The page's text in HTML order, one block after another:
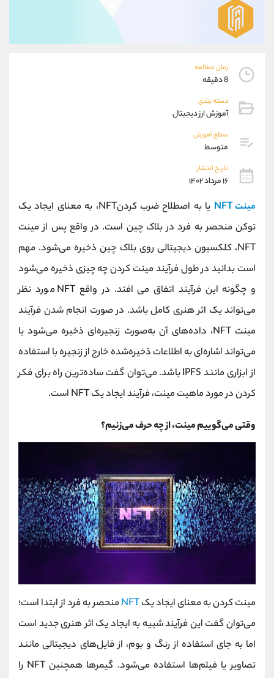
زمان مطالعه
8 دقیقه
دسته بندی
آموزش ارز دیجیتال
سطح آموزش
متوسط
تاریخ انتشار
۱۶ مرداد ۱۴۰۲
مینت NFT
یا به اصطلاح ضرب کردنNFT، به معنای ایجاد یک
توکن منحصر به فرد در بلاک چین است. در واقع پس از مینت
NFT، کلکسیون دیجیتالی روی بلاک چین ذخیره می‌شود. مهم
است بدانید در طول فرآیند مینت کردن چه چیزی ذخیره می‌شود
و چگونه این فرآیند اتفاق می افتد. در واقع NFT مورد نظر
می‌تواند یک اثر هنری کامل باشد. در صورت انجام شدن فرآیند
مینت NFT، داده‌های آن به‌صورت زنجیره‌ای ذخیره می‌شود یا
می‌تواند اشاره‌ای به اطلاعات ذخیره‌شده خارج از زنجیره با استفاده
از ابزاری مانند IPFS باشد. می‌توان گفت ساده‌ترین راه برای فکر
کردن در مورد ماهیت مینت، فرآیند ایجاد یک NFT است.
وقتی می‌گوییم مینت، از چه حرف می‌زنیم؟
مینت کردن به معنای ایجاد یکNFTمنحصر به فرد از ابتدا است؛
می‌توان گفت این فرآیند شبیه به ایجاد یک اثر هنری جدید است
اما به جای استفاده از رنگ و بوم، از فایل‌های دیجیتالی مانند
تصاویر یا فیلم‌ها استفاده می‌شود. گیمرها همچنین NFT را
واتساپ
تلگرام
پشتیبان فروش
موبایل
واتساپ
داخلی
اطلاعات تماس (دفتر فروش)
تلفن 021-22021030
بدون پیش شماره 90001030
اینستاگرام @alireza.mehrabii
@alirezamehrabi_com